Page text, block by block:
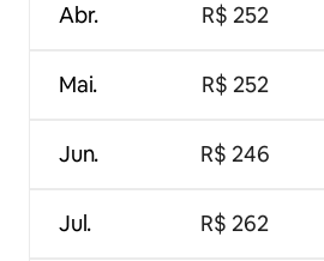
Abr.
Mai.
Jun.
Jul.
R$ 252
R$ 252
R$ 246
R$ 262